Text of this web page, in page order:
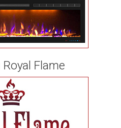
Flame